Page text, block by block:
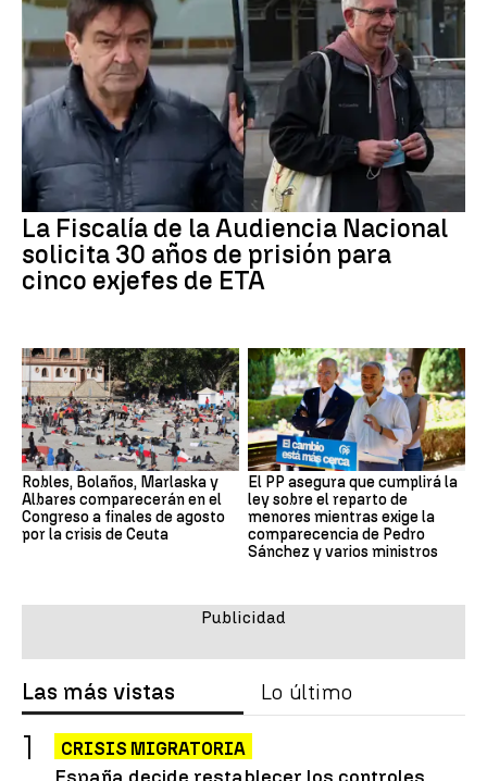
La Fiscalía de la Audiencia Nacional
solicita 30 años de prisión para
cinco exjefes de ETA
Robles, Bolaños, Marlaska y
Albares comparecerán en el
Congreso a finales de agosto
por la crisis de Ceuta
El PP asegura que cumplirá la
ley sobre el reparto de
menores mientras exige la
comparecencia de Pedro
Sánchez y varios ministros
Las más vistas Lo último
CRISIS MIGRATORIA
España decide restablecer los controles